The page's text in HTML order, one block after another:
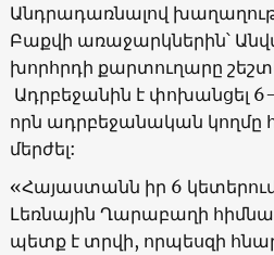
Անդրադառնալով
Բաքվի առաջարկներին՝
խորհրդի քարտուղարը
Ադրբեջանին է փոխանցել
որն ադրբեջանական
մերժել:
«Հայաստանն իր 6
Լեռնային Ղարաբաղի
պետք է տրվի, որպեսզի